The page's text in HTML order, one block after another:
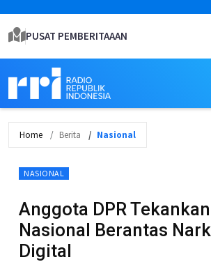
PUSAT PEMBERITAAAN
Home Berita Nasional
NASIONAL
Anggota DPR
Nasional Berantas
Digital